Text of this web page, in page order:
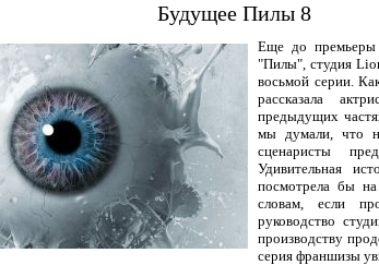
Будущее Пилы 8
Еще до премьеры
"Пилы", студия
восьмой серии.
рассказала
предыдущих
мы думали, что
сценаристы
Удивительная
посмотрела бы
словам, если
руководство
производству
серия франшизы